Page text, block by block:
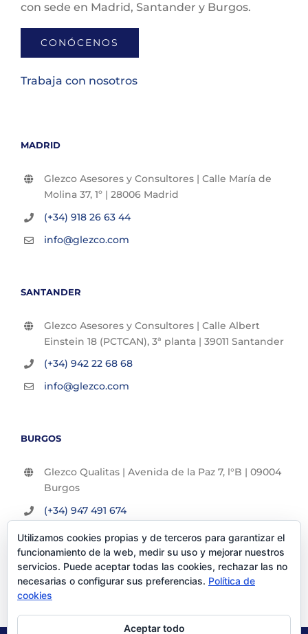
con sede en Madrid, Santander y Burgos.
CONÓCENOS
Trabaja con nosotros
MADRID
Glezco Asesores y Consultores | Calle María de
Molina 37, 1º | 28006 Madrid
(+34) 918 26 63 44
info@glezco.com
SANTANDER
Glezco Asesores y Consultores | Calle Albert
Einstein 18 (PCTCAN), 3ª planta | 39011 Santander
(+34) 942 22 68 68
info@glezco.com
BURGOS
Glezco Qualitas | Avenida de la Paz 7, l°B | 09004
Burgos
(+34) 947 491 674
info@glezco.com
Utilizamos cookies propias y de terceros para garantizar el
funcionamiento de la web, medir su uso y mejorar nuestros
servicios. Puede aceptar todas las cookies, rechazar las no
necesarias o configurar sus preferencias. Política de
cookies
Aceptar todo